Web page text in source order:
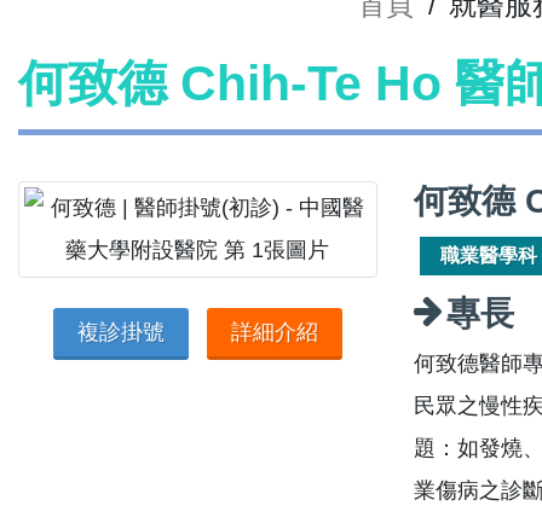
何致德 Chih-Te Ho 醫
複診掛號 詳細介紹
何致德
職業醫學科
專長
何致德醫師
民眾之慢性
題：如發燒
業傷病之診